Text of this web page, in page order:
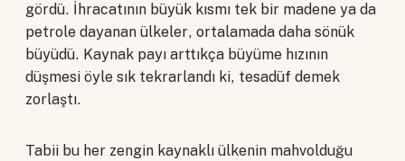
gördü. İhracatının büyük kısmı tek bir madene ya da
petrole dayanan ülkeler, ortalamada daha sönük
büyüdü. Kaynak payı arttıkça büyüme hızının
düşmesi öyle sık tekrarlandı ki, tesadüf demek
zorlaştı.
Tabii bu her zengin kaynaklı ülkenin mahvolduğu